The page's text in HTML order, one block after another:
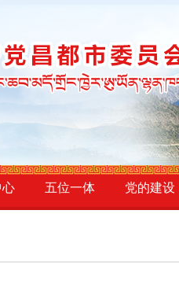
心 五位一体 党的建设